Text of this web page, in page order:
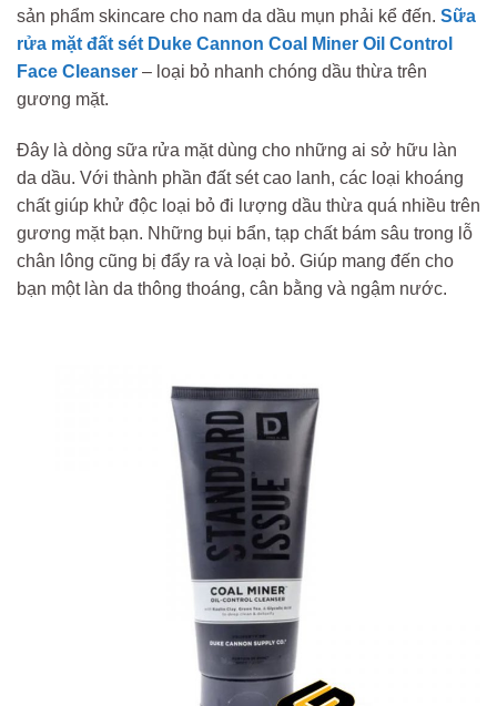
sản phẩm skincare cho nam da dầu mụn phải kể đến. Sữa
rửa mặt đất sét Duke Cannon Coal Miner Oil Control
Face Cleanser – loại bỏ nhanh chóng dầu thừa trên
gương mặt.
Đây là dòng sữa rửa mặt dùng cho những ai sở hữu làn
da dầu. Với thành phần đất sét cao lanh, các loại khoáng
chất giúp khử độc loại bỏ đi lượng dầu thừa quá nhiều trên
gương mặt bạn. Những bụi bẩn, tạp chất bám sâu trong lỗ
chân lông cũng bị đẩy ra và loại bỏ. Giúp mang đến cho
bạn một làn da thông thoáng, cân bằng và ngậm nước.